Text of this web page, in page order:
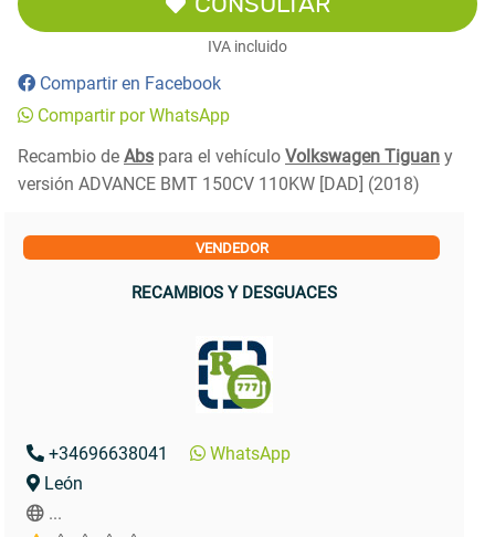
IVA incluido
Compartir en Facebook
Compartir por WhatsApp
Recambio de Abs para el vehículo Volkswagen Tiguan y
versión ADVANCE BMT 150CV 110KW [DAD] (2018)
VENDEDOR
RECAMBIOS Y DESGUACES
+34696638041
WhatsApp
León
...